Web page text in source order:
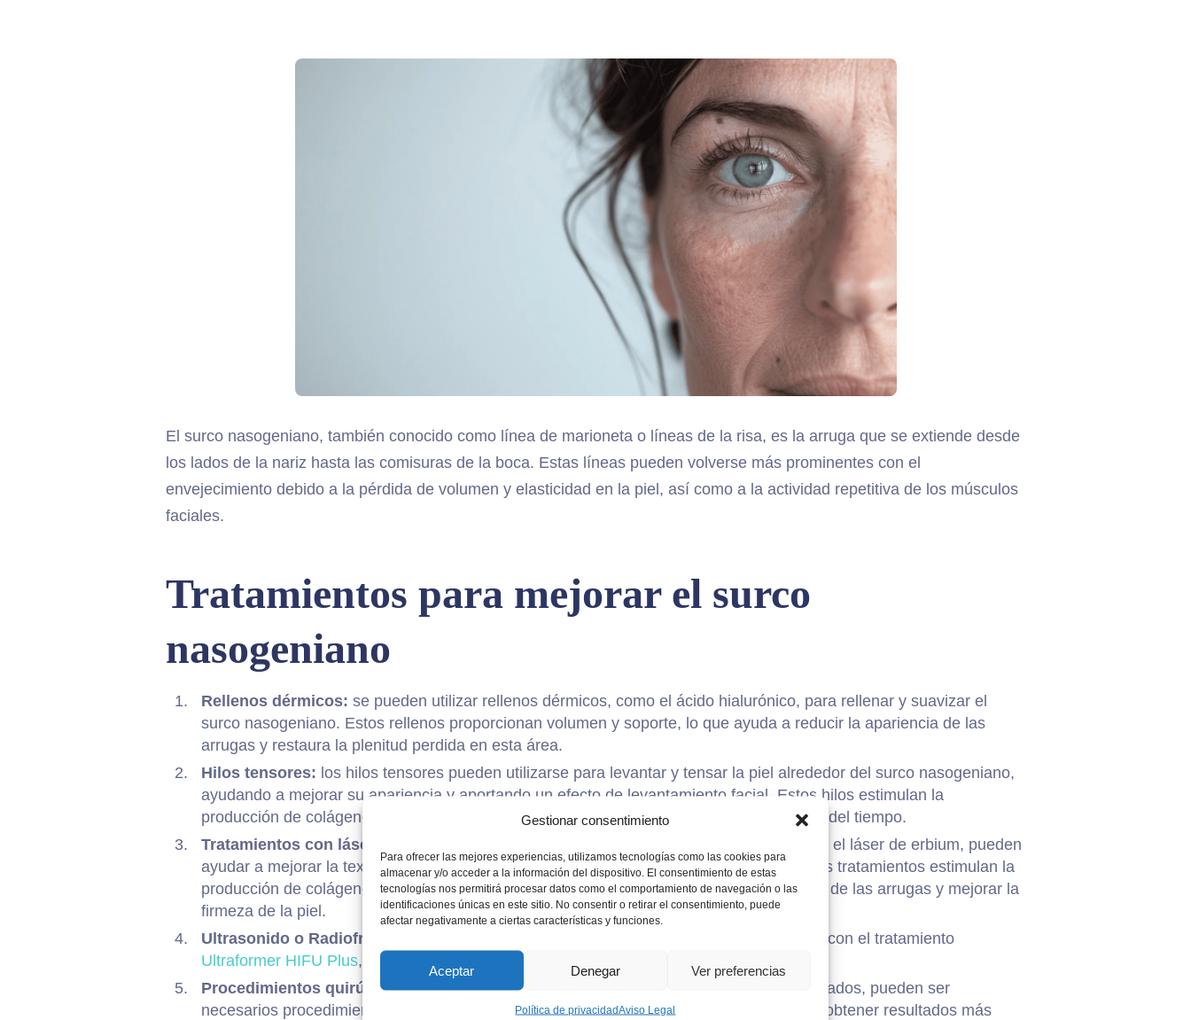
Gestionar consentimiento
Para ofrecer las mejores experiencias, utilizamos tecnologías como las cookies para
almacenar y/o acceder a la información del dispositivo. El consentimiento de estas
tecnologías nos permitirá procesar datos como el comportamiento de navegación o las
identificaciones únicas en este sitio. No consentir o retirar el consentimiento, puede
afectar negativamente a ciertas características y funciones.
Aceptar Denegar Ver preferencias
Política de privacidadAviso Legal
Thermage
Ultraformer III
El surco nasogeniano, también conocido como línea de marioneta o líneas de la risa, es la arruga que se extiende desde
los lados de la nariz hasta las comisuras de la boca. Estas líneas pueden volverse más prominentes con el
envejecimiento debido a la pérdida de volumen y elasticidad en la piel, así como a la actividad repetitiva de los músculos
faciales.
Tratamientos para mejorar el surco
nasogeniano
Rellenos dérmicos: se pueden utilizar rellenos dérmicos, como el ácido hialurónico, para rellenar y suavizar el
surco nasogeniano. Estos rellenos proporcionan volumen y soporte, lo que ayuda a reducir la apariencia de las
arrugas y restaura la plenitud perdida en esta área.
Hilos tensores: los hilos tensores pueden utilizarse para levantar y tensar la piel alrededor del surco nasogeniano,
ayudando a mejorar su apariencia y aportando un efecto de levantamiento facial. Estos hilos estimulan la
producción de colágeno, lo que puede proporcionar resultados más duraderos a lo largo del tiempo.
Tratamientos con láser:
los tratamientos con láser, como el láser de CO2 fraccionado o el láser de erbium, pueden
ayudar a mejorar la textura y la calidad de la piel en el área del surco nasogeniano. Estos tratamientos estimulan la
producción de colágeno y elastina en la piel, lo que puede ayudar a reducir la apariencia de las arrugas y mejorar la
firmeza de la piel.
Ultrasonido o Radiofrecuencia
: también es otro de los procedimientos que realizamos con el tratamiento
Ultraformer HIFU Plus, Thermage Exilis 360 Ultra
Procedimientos quirúrgicos:en casos de surcos nasogenianos muy profundos o marcados, pueden ser
necesarios procedimientos quirúrgicos como el lifting de cara o el lifting de mejillas para obtener resultados más